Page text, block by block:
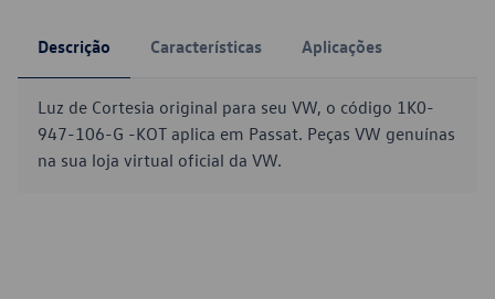
Descrição Características Aplicações
Luz de Cortesia original para seu VW, o código 1K0-
947-106-G -KOT aplica em Passat. Peças VW genuínas
na sua loja virtual oficial da VW.